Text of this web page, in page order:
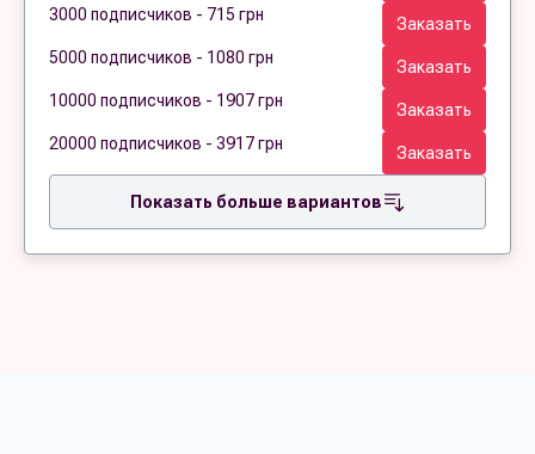
3000 подписчиков - 715 грн
Заказать
5000 подписчиков - 1080 грн
Заказать
10000 подписчиков - 1907 грн
Заказать
20000 подписчиков - 3917 грн
Заказать
Показать больше вариантов